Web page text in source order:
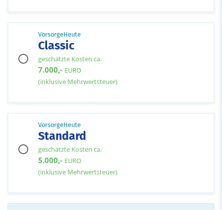
VorsorgeHeute
Classic
geschätzte Kosten ca.
7.000,- EURO
(inklusive Mehrwertsteuer)
VorsorgeHeute
Standard
geschätzte Kosten ca.
5.000,- EURO
(inklusive Mehrwertsteuer)